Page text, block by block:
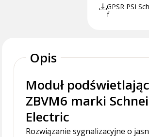
GPSR PSI
f
Opis
Moduł
ZBVM6 marki
Electric
Rozwiązanie sygnalizacyjne o